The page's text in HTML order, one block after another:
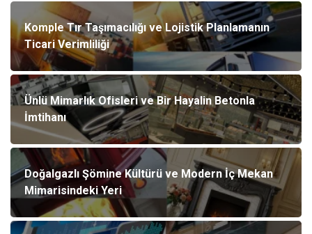
Komple Tır Taşımacılığı ve Lojistik Planlamanın
Ticari Verimliliği
Ünlü Mimarlık Ofisleri ve Bir Hayalin Betonla
İmtihanı
Doğalgazlı Şömine Kültürü ve Modern İç Mekan
Mimarisindeki Yeri